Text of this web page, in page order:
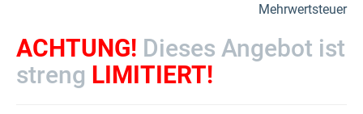
Mehrwertsteuer
ACHTUNG! Dieses Angebot ist
streng LIMITIERT!